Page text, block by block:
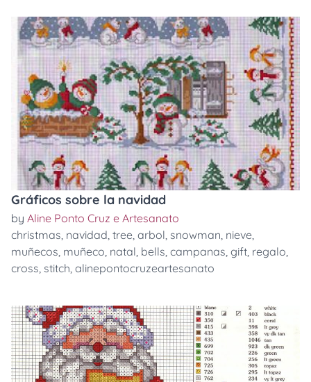
Gráficos sobre la navidad
by Aline Ponto Cruz e Artesanato
christmas, navidad, tree, arbol, snowman, nieve,
muñecos, muñeco, natal, bells, campanas, gift, regalo,
cross, stitch, alinepontocruzeartesanato